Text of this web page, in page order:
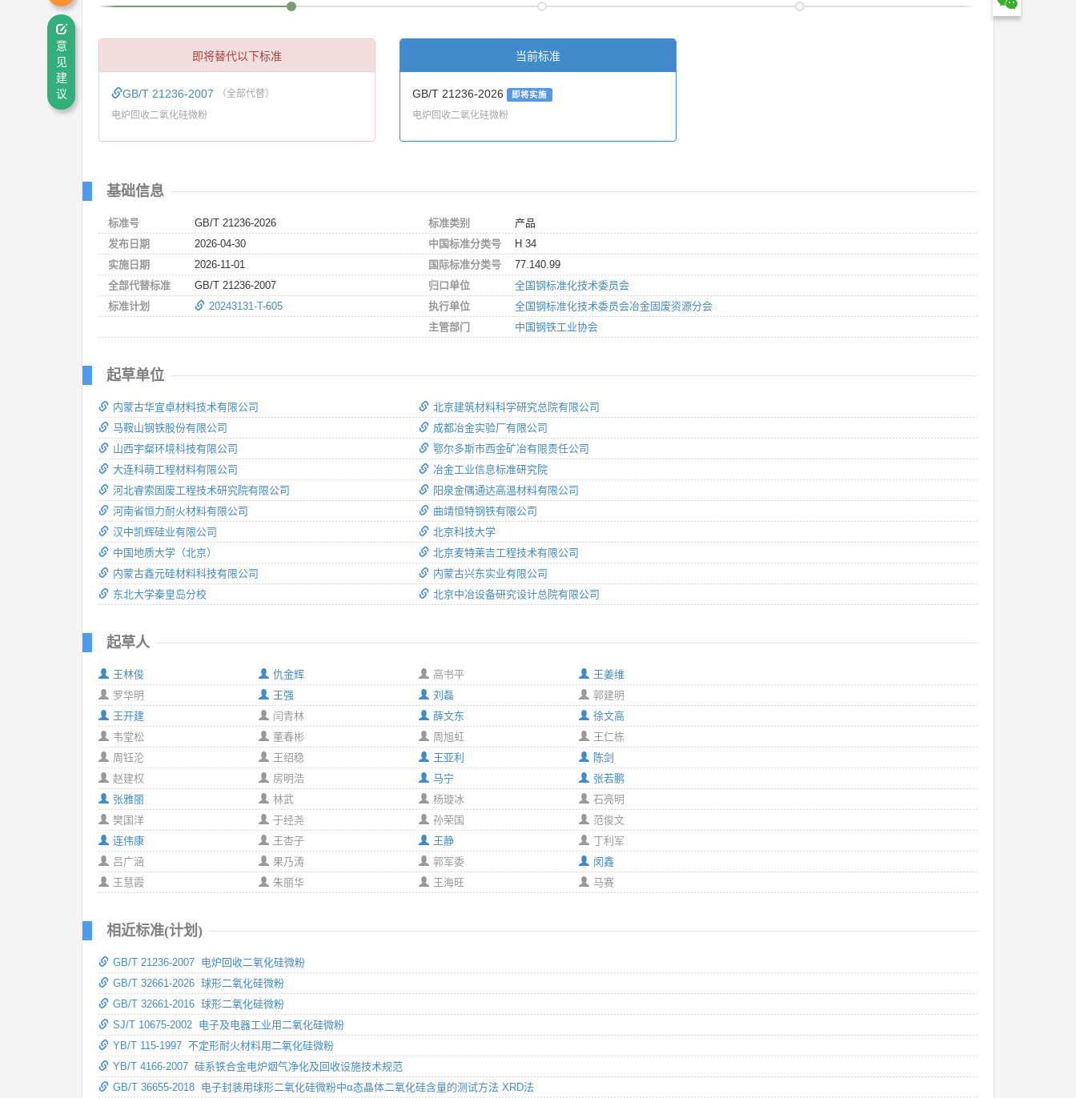
即将替代以下标准
GB/T 21236-2007 （全部代替）
电炉回收二氧化硅微粉
当前标准
GB/T 21236-2026 即将实施
电炉回收二氧化硅微粉
基础信息
标准号
GB/T 21236-2026
发布日期
2026-04-30
实施日期
2026-11-01
全部代替标准
GB/T 21236-2007
标准计划
20243131-T-605
标准类别
产品
中国标准分类号
H 34
国际标准分类号
77.140.99
归口单位
全国钢标准化技术委员会
执行单位
全国钢标准化技术委员会冶金固废资源分会
主管部门
中国钢铁工业协会
起草单位
内蒙古华宜卓材料技术有限公司
马鞍山钢铁股份有限公司
山西宇粲环境科技有限公司
大连科萌工程材料有限公司
河北睿索固废工程技术研究院有限公司
河南省恒力耐火材料有限公司
汉中凯辉硅业有限公司
中国地质大学（北京）
内蒙古鑫元硅材料科技有限公司
东北大学秦皇岛分校
北京建筑材料科学研究总院有限公司
成都冶金实验厂有限公司
鄂尔多斯市西金矿冶有限责任公司
冶金工业信息标准研究院
阳泉金隅通达高温材料有限公司
曲靖恒特钢铁有限公司
北京科技大学
北京麦特莱吉工程技术有限公司
内蒙古兴东实业有限公司
北京中冶设备研究设计总院有限公司
起草人
王林俊
仇金辉
罗华明
王强
王开建
闫青林
韦堂松
董春彬
周钰沦
王绍稳
赵建权
房明浩
张雅丽
林武
樊国洋
于经尧
连伟康
王杏子
吕广涵
果乃涛
王慧霞
朱丽华
高书平
王姜维
刘磊
郭建明
薛文东
徐文高
周旭虹
王仁栋
王亚利
陈剑
马宁
张若鹏
杨璇冰
石亮明
孙荣国
范俊文
王静
丁利军
郭军委
闵鑫
王海旺
马赛
相近标准(计划)
GB/T 21236-2007 电炉回收二氧化硅微粉
GB/T 32661-2026 球形二氧化硅微粉
GB/T 32661-2016 球形二氧化硅微粉
SJ/T 10675-2002 电子及电器工业用二氧化硅微粉
YB/T 115-1997 不定形耐火材料用二氧化硅微粉
YB/T 4166-2007 硅系铁合金电炉烟气净化及回收设施技术规范
GB/T 36655-2018 电子封装用球形二氧化硅微粉中α态晶体二氧化硅含量的测试方法 XRD法
意
见
建
议